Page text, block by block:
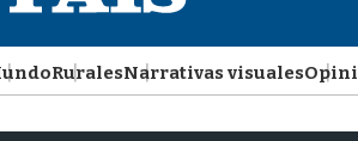
RuralesNarrativas visuales